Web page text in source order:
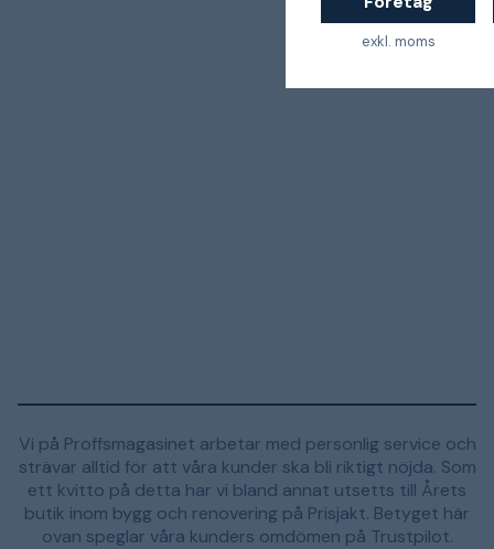
exkl. moms
Vi på Proffsmagasinet arbetar med personlig service och
strävar alltid för att våra kunder ska bli riktigt nöjda. Som
ett kvitto på detta har vi bland annat utsetts till Årets
butik inom bygg och renovering på Prisjakt. Betyget här
ovan speglar våra kunders omdömen på Trustpilot.